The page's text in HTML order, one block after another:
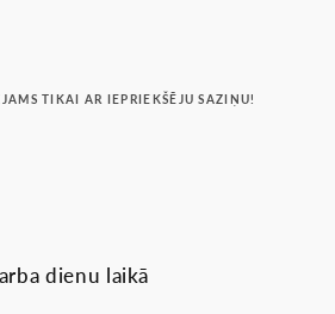
TIKAI AR IEPRIEKŠĒJU SAZIŅU!
dienu laikā